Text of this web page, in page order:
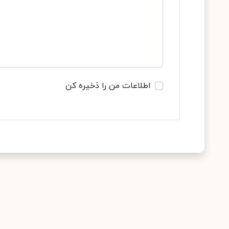
اطلاعات من را ذخیره کن